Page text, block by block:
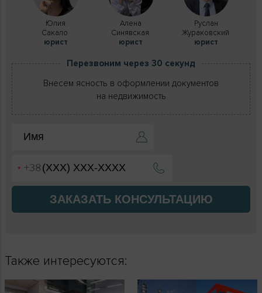
Юлия
Сакало
юрист
Алена
Синявская
юрист
Руслан
Жураковский
юрист
Перезвоним через 30 секунд
Внесем ясность в оформлении документов
на недвижимость
ЗАКАЗАТЬ КОНСУЛЬТАЦИЮ
Также интересуются: